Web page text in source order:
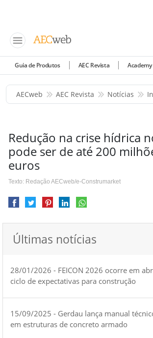
Guia de Produtos AEC Revista Academy
AECweb AEC Revista Notícias
Redução na crise hídrica
pode ser de até 200
euros
Texto: Redação AECweb/e-Construmarket
Últimas notícias
28/01/2026 - FEICON 2026 ocorre em
ciclo de expectativas para construção
15/09/2025 - Gerdau lança manual
em estruturas de concreto armado